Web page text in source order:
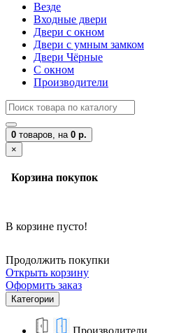
Везде
Входные двери
Двери с окном
Двери с умным замком
Двери Чёрные
C окном
Производители
0 товаров, на 0 р.
×
Корзина покупок
В корзине пусто!
Продолжить покупки
Открыть корзину
Оформить заказ
Категории
Производители